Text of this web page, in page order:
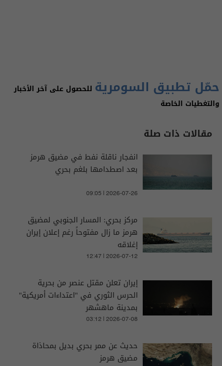
حمّل تطبيق السومرية للحصول على آخر الأخبار
والتغطيات الخاصة
مقالات ذات صلة
انفجار ناقلة نفط في مضيق هرمز
بعد اصطدامها بلغم بحري
09:05 | 2026-07-26
مركز بحري: المسار الجنوبي لمضيق
هرمز ما زال مفتوحاً رغم إعلان إيران
إغلاقه
12:47 | 2026-07-12
إيران تعلن مقتل عنصر من بحرية
الحرس الثوري في "اعتداءات أمريكية"
بمدينة ماهشهر
03:12 | 2026-07-08
حديث عن ممر بحري بديل بمحاذاة
مضيق هرمز